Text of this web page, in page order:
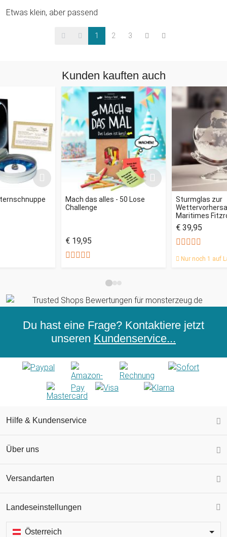
Etwas klein, aber passend
1 2 3
Kunden kauften auch
Mach das alles - 50 Lose
Challenge
€ 19,95
Sturmglas zur
Maritimes
€ 39,95
Nur noch 1 auf
Du hast eine Frage? Kontaktiere jetzt
unseren Kundenservice...
Hilfe & Kundenservice
Über uns
Versandarten
Landeseinstellungen
Österreich